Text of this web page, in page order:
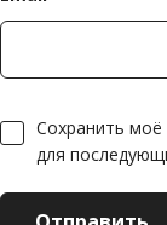
Сохранить моё
для